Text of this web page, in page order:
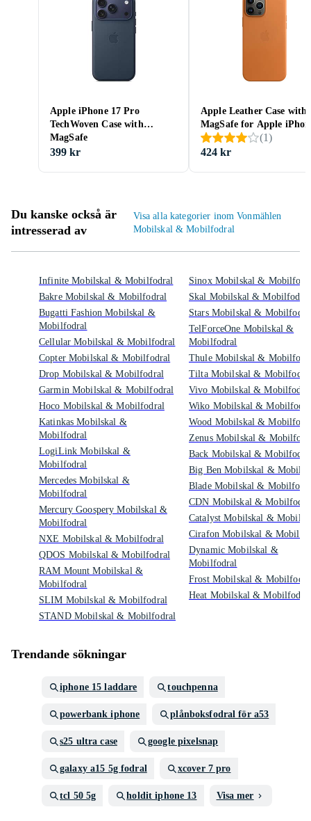
Apple iPhone 17 Pro
TechWoven Case with
MagSafe
399 kr
Apple Leather Case with
MagSafe for Apple
Pro Max
(1)
424 kr
Du kanske också är
intresserad av
Visa alla kategorier inom Vonmählen
Mobilskal & Mobilfodral
Infinite Mobilskal & Mobilfodral
Bakre Mobilskal & Mobilfodral
Bugatti Fashion Mobilskal &
Mobilfodral
Cellular Mobilskal & Mobilfodral
Copter Mobilskal & Mobilfodral
Drop Mobilskal & Mobilfodral
Garmin Mobilskal & Mobilfodral
Hoco Mobilskal & Mobilfodral
Katinkas Mobilskal &
Mobilfodral
LogiLink Mobilskal &
Mobilfodral
Mercedes Mobilskal &
Mobilfodral
Mercury Goospery Mobilskal &
Mobilfodral
NXE Mobilskal & Mobilfodral
QDOS Mobilskal & Mobilfodral
RAM Mount Mobilskal &
Mobilfodral
SLIM Mobilskal & Mobilfodral
STAND Mobilskal & Mobilfodral
Sinox Mobilskal &
Skal Mobilskal & Mobilfodral
Stars Mobilskal &
TelForceOne Mobilskal &
Mobilfodral
Thule Mobilskal &
Tilta Mobilskal &
Vivo Mobilskal &
Wiko Mobilskal &
Wood Mobilskal &
Zenus Mobilskal &
Back Mobilskal &
Big Ben Mobilskal &
Blade Mobilskal &
CDN Mobilskal &
Catalyst Mobilskal &
Cirafon Mobilskal &
Dynamic Mobilskal &
Mobilfodral
Frost Mobilskal &
Heat Mobilskal & Mobilfodral
Trendande sökningar
iphone 15 laddare touchpenna
powerbank iphone plånboksfodral för a53
s25 ultra case google pixelsnap
galaxy a15 5g fodral xcover 7 pro
tcl 50 5g holdit iphone 13 Visa mer